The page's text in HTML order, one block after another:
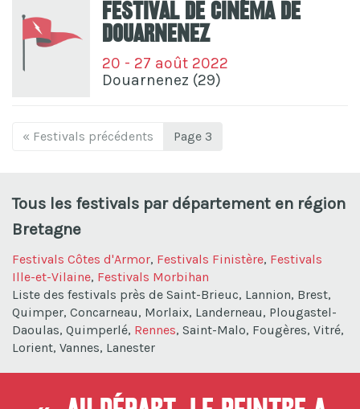
Festival De Cinéma De
Douarnenez
20 - 27 août 2022
Douarnenez (29)
« Festivals précédents Page 3
Tous les festivals par département en région
Bretagne
Festivals Côtes d'Armor, Festivals Finistère, Festivals
Ille-et-Vilaine, Festivals Morbihan
Liste des festivals près de Saint-Brieuc, Lannion, Brest,
Quimper, Concarneau, Morlaix, Landerneau, Plougastel-
Daoulas, Quimperlé, Rennes, Saint-Malo, Fougères, Vitré,
Lorient, Vannes, Lanester